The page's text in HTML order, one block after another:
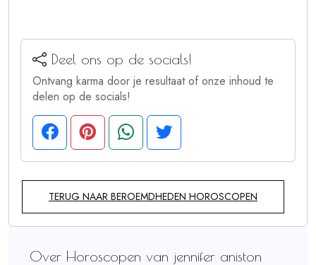
Deel ons op de socials!
Ontvang karma door je resultaat of onze inhoud te
delen op de socials!
TERUG NAAR BEROEMDHEDEN HOROSCOPEN
Over Horoscopen van jennifer aniston